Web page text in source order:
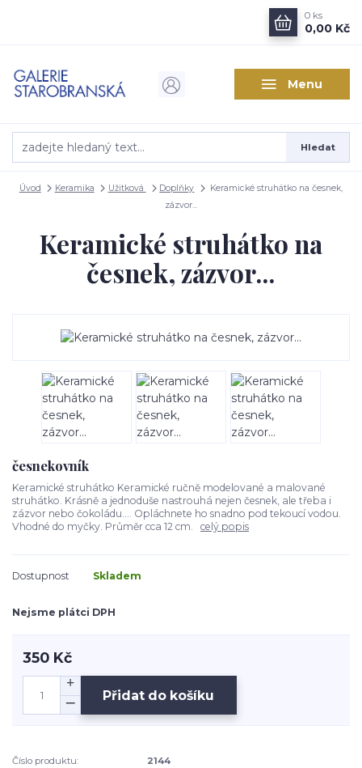
Menu
Hledat
0 ks
0,00 Kč
Úvod Keramika Užitková Doplňky
Keramické struhátko na česnek,
zázvor...
Keramické struhátko na
česnek, zázvor...
česnekovník
Keramické struhátko Keramické ručně modelované a malované
struhátko. Krásně a jednoduše nastrouhá nejen česnek, ale třeba i
zázvor nebo čokoládu.... Opláchnete ho snadno pod tekoucí vodou.
Vhodné do myčky. Průměr cca 12 cm. celý popis
Dostupnost Skladem
Nejsme plátci DPH
350 Kč
Přidat do košíku
Číslo produktu: 2144